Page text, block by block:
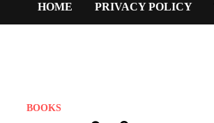
HOME PRIVACY POLICY
BOOKS